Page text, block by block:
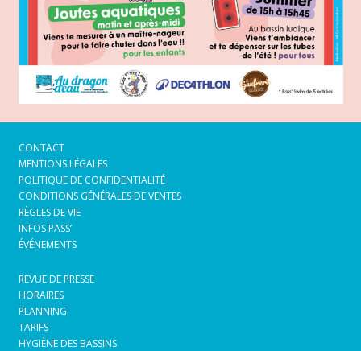
CONTACT
MENTIONS LÉGALES
POLITIQUE DE CONFIDENTIALITÉ
CONDITIONS GÉNÉRALES DE VENTES
RÈGLES DE VIE
INFOS PASS’
ÉVÉNEMENTS
REVUE DE PRESSE
HORAIRES
PLANNING
TARIFS
HYGIÈNE DES BASSINS